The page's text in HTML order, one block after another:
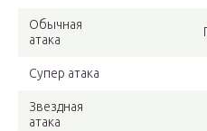
Обычная
атака
Супер атака
Звездная
атака